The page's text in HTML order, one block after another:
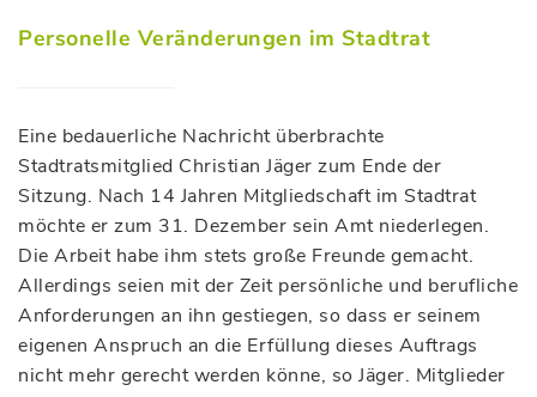
Personelle Veränderungen im Stadtrat
Eine bedauerliche Nachricht überbrachte
Stadtratsmitglied Christian Jäger zum Ende der
Sitzung. Nach 14 Jahren Mitgliedschaft im Stadtrat
möchte er zum 31. Dezember sein Amt niederlegen.
Die Arbeit habe ihm stets große Freunde gemacht.
Allerdings seien mit der Zeit persönliche und berufliche
Anforderungen an ihn gestiegen, so dass er seinem
eigenen Anspruch an die Erfüllung dieses Auftrags
nicht mehr gerecht werden könne, so Jäger. Mitglieder